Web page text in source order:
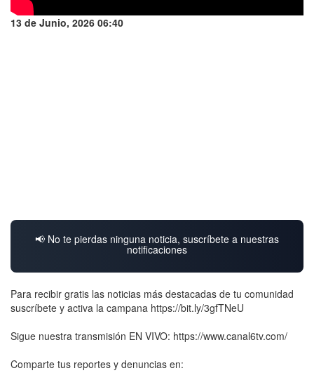
13 de Junio, 2026 06:40
📢 No te pierdas ninguna noticia, suscríbete a nuestras
notificaciones
Para recibir gratis las noticias más destacadas de tu comunidad
suscríbete y activa la campana https://bit.ly/3gfTNeU
Sigue nuestra transmisión EN VIVO: https://www.canal6tv.com/
Comparte tus reportes y denuncias en: